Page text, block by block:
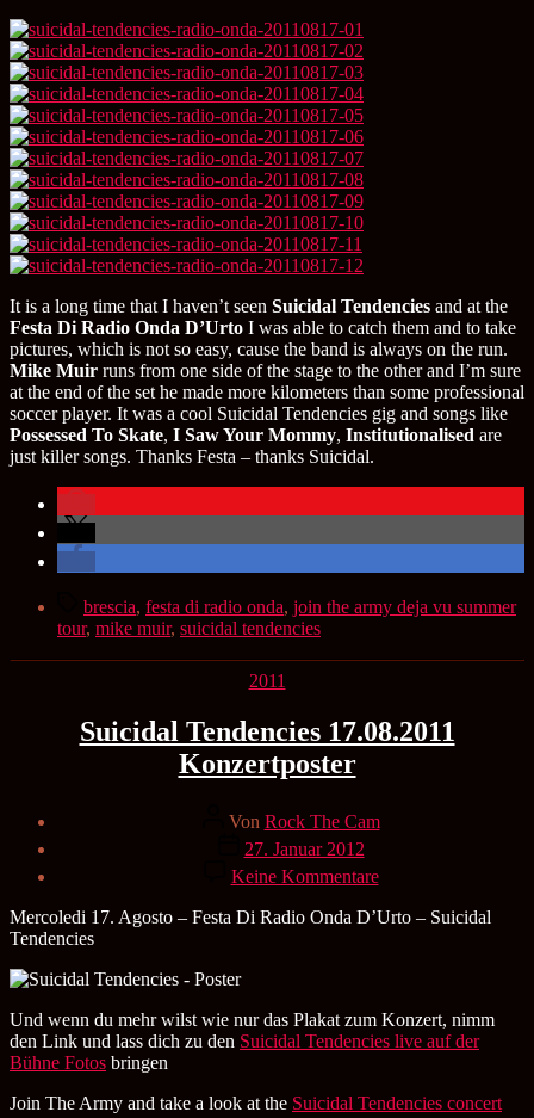
It is a long time that I haven’t seen Suicidal Tendencies and at the
Festa Di Radio Onda D’Urto I was able to catch them and to take
pictures, which is not so easy, cause the band is always on the run.
Mike Muir runs from one side of the stage to the other and I’m sure
at the end of the set he made more kilometers than some professional
soccer player. It was a cool Suicidal Tendencies gig and songs like
Possessed To Skate, I Saw Your Mommy, Institutionalised are
just killer songs. Thanks Festa – thanks Suicidal.
Schlagwörter
brescia, festa di radio onda, join the army deja vu summer
tour, mike muir, suicidal tendencies
Kategorien
2011
Suicidal Tendencies 17.08.2011
Konzertposter
Beitragsautor
Von Rock The Cam
Veröffentlichungsdatum
27. Januar 2012
Keine Kommentarezu
Suicidal
Tendencies
Mercoledi 17. Agosto – Festa Di Radio Onda D’Urto – Suicidal
Tendencies
Und wenn du mehr wilst wie nur das Plakat zum Konzert, nimm
den Link und lass dich zu den Suicidal Tendencies live auf der
Bühne Fotos bringen
Join The Army and take a look at the Suicidal Tendencies concert